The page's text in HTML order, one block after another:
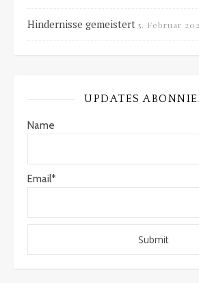
Hindernisse gemeistert 5. Februar
UPDATES
Name
Email*